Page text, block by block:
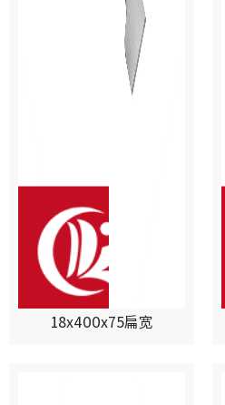
18x400x75扁宽